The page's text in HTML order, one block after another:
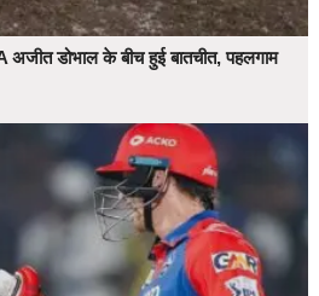
डोभाल के बीच हुई बातचीत, पहलगाम